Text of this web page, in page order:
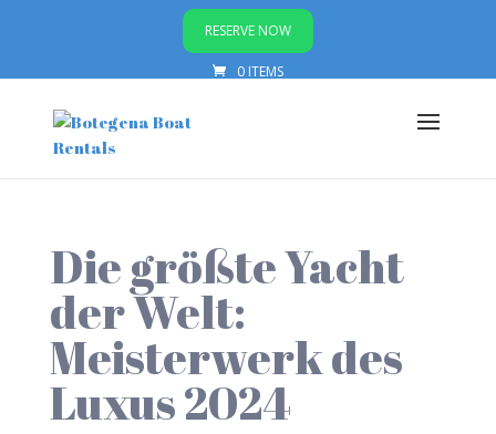
RESERVE NOW
0 ITEMS
Die größte Yacht
der Welt:
Meisterwerk des
Luxus 2024